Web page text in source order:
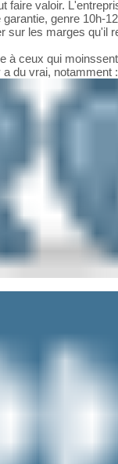
faire valoir.
genre 10h-
sur les marges qu'il
à ceux qui
du vrai, notamment :